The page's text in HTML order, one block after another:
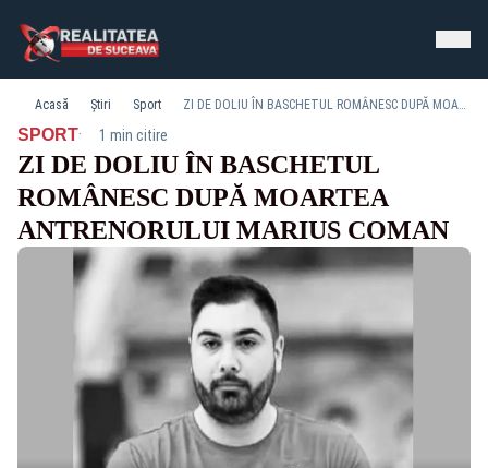
Acasă Știri Sport ZI DE DOLIU ÎN BASCHETUL ROMÂNESC DUPĂ MOARTEA ANTRENORULUI MARIUS COMAN
SPORT· 1 min citire
ZI DE DOLIU ÎN BASCHETUL
ROMÂNESC DUPĂ MOARTEA
ANTRENORULUI MARIUS COMAN